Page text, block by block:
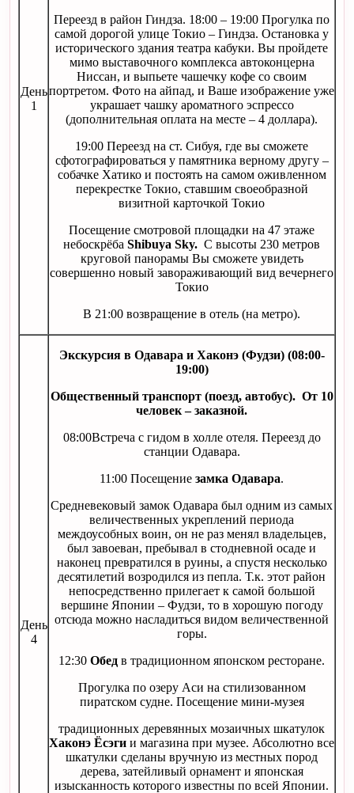
День
1
Переезд в район Гиндза. 18:00 – 19:00 Прогулка по
самой дорогой улице Токио – Гиндза. Остановка у
исторического здания театра кабуки. Вы пройдете
мимо выставочного комплекса автоконцерна
Ниссан, и выпьете чашечку кофе со своим
портретом. Фото на айпад, и Ваше изображение уже
украшает чашку ароматного эспрессо
(дополнительная оплата на месте – 4 доллара).
19:00 Переезд на ст. Сибуя, где вы сможете
сфотографироваться у памятника верному другу –
собачке Хатико и постоять на самом оживленном
перекрестке Токио, ставшим своеобразной
визитной карточкой Токио
Посещение смотровой площадки на 47 этаже
небоскрёба Shibuya Sky. С высоты 230 метров
круговой панорамы Вы сможете увидеть
совершенно новый завораживающий вид вечернего
Токио
В 21:00 возвращение в отель (на метро).
День
4
Экскурсия в Одавара и Хаконэ (Фудзи) (08:00-
19:00)
Общественный транспорт (поезд, автобус). От 10
человек – заказной.
08:00Встреча с гидом в холле отеля. Переезд до
станции Одавара.
11:00 Посещение замка Одавара.
Средневековый замок Одавара был одним из самых
величественных укреплений периода
междоусобных воин, он не раз менял владельцев,
был завоеван, пребывал в стодневной осаде и
наконец превратился в руины, а спустя несколько
десятилетий возродился из пепла. Т.к. этот район
непосредственно прилегает к самой большой
вершине Японии – Фудзи, то в хорошую погоду
отсюда можно насладиться видом величественной
горы.
12:30 Обед в традиционном японском ресторане.
Прогулка по озеру Аси на стилизованном
пиратском судне. Посещение мини-музея
традиционных деревянных мозаичных шкатулок
Хаконэ Ёсэги и магазина при музее. Абсолютно все
шкатулки сделаны вручную из местных пород
дерева, затейливый орнамент и японская
изысканность которого известны по всей Японии.